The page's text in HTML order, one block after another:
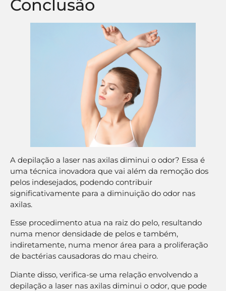
Conclusão
A depilação a laser nas axilas diminui o odor? Essa é
uma técnica inovadora que vai além da remoção dos
pelos indesejados, podendo contribuir
significativamente para a diminuição do odor nas
axilas.
Esse procedimento atua na raiz do pelo, resultando
numa menor densidade de pelos e também,
indiretamente, numa menor área para a proliferação
de bactérias causadoras do mau cheiro.
Diante disso, verifica-se uma relação envolvendo a
depilação a laser nas axilas diminui o odor, que pode